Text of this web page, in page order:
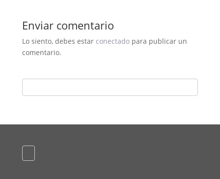
Enviar comentario
Lo siento, debes estar conectadopara publicar un
comentario.